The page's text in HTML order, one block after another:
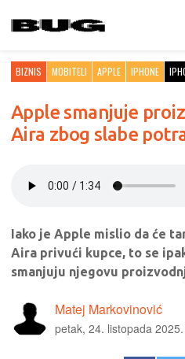
BIZNIS MOBITELI APPLE IPHONE
Apple smanjuje
Aira zbog slabe
Iako je Apple mislio da će
Aira privući kupce, to se
smanjuju njegovu
Matej Markovinović
petak, 24. listopada